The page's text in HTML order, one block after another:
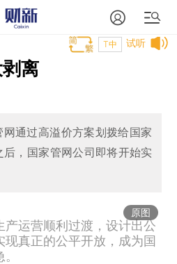
试听
T中
离
通过高溢价方案划拨给国家
，国家管网公司即将开始实
原图
产运营顺利过渡，设计出公
真正的公平开放，成为国